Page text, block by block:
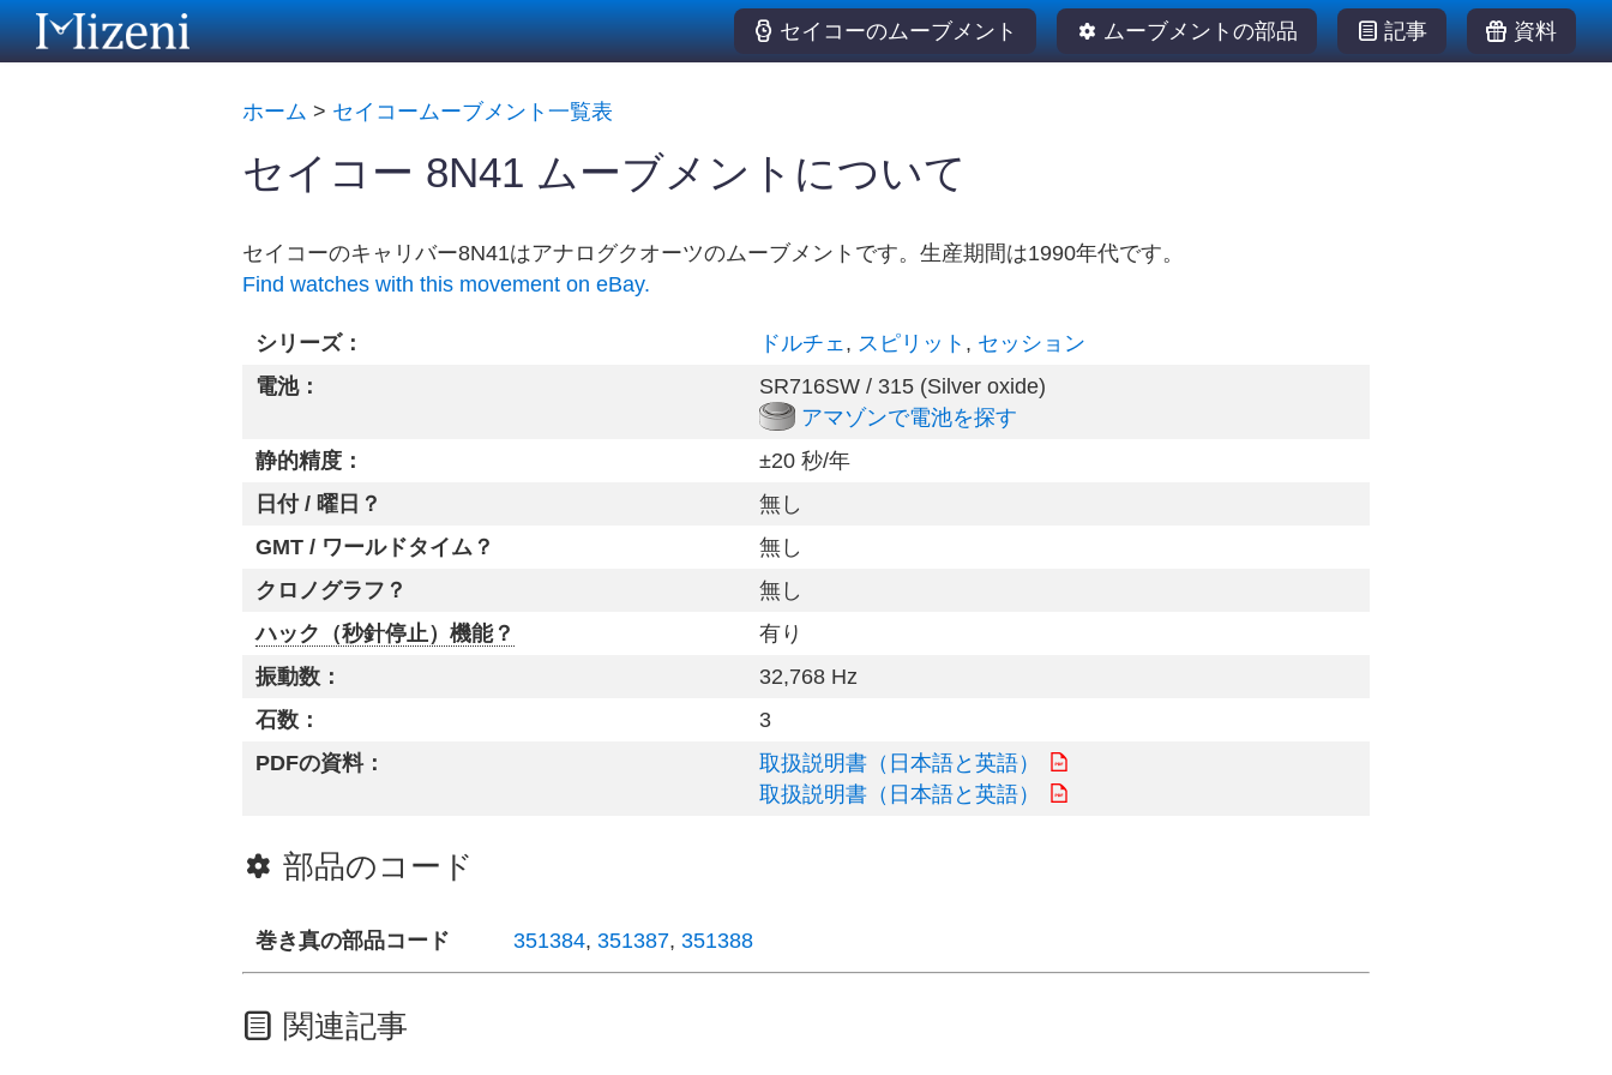
セイコーのムーブメント ムーブメントの部品 記事 資料
ホーム > セイコームーブメント一覧表
セイコー 8N41 ムーブメントについて
セイコーのキャリバー8N41はアナログクオーツのムーブメントです。生産期間は1990年代です。
Find watches with this movement on eBay.
シリーズ： ドルチェ , スピリット , セッション
電池：
SR716SW / 315 (Silver oxide)
アマゾンで電池を探す
静的精度：
±20 秒/年
日付 / 曜日？
無し
GMT / ワールドタイム？
無し
クロノグラフ？
無し
ハック（秒針停止）機能？
有り
振動数：
32,768 Hz
石数：
3
PDFの資料：
取扱説明書（日本語と英語）
取扱説明書（日本語と英語）
部品のコード
巻き真の部品コード 351384, 351387, 351388
関連記事